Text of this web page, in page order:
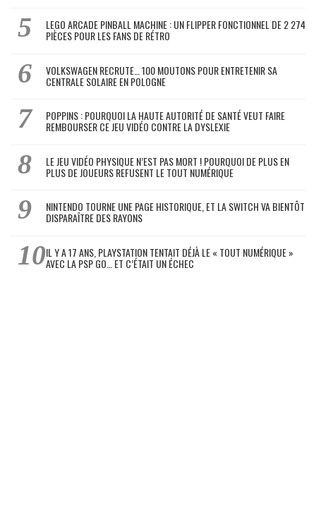
LEGO ARCADE PINBALL MACHINE : UN FLIPPER FONCTIONNEL DE 2 274
PIÈCES POUR LES FANS DE RÉTRO
VOLKSWAGEN RECRUTE… 100 MOUTONS POUR ENTRETENIR SA
CENTRALE SOLAIRE EN POLOGNE
POPPINS : POURQUOI LA HAUTE AUTORITÉ DE SANTÉ VEUT FAIRE
REMBOURSER CE JEU VIDÉO CONTRE LA DYSLEXIE
LE JEU VIDÉO PHYSIQUE N’EST PAS MORT ! POURQUOI DE PLUS EN
PLUS DE JOUEURS REFUSENT LE TOUT NUMÉRIQUE
NINTENDO TOURNE UNE PAGE HISTORIQUE, ET LA SWITCH VA BIENTÔT
DISPARAÎTRE DES RAYONS
IL Y A 17 ANS, PLAYSTATION TENTAIT DÉJÀ LE « TOUT NUMÉRIQUE »
AVEC LA PSP GO… ET C’ÉTAIT UN ÉCHEC